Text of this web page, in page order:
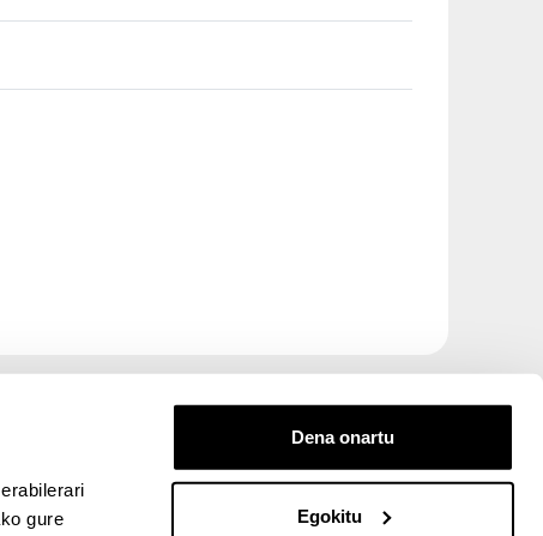
gure
Dena onartu
Egokitu
nueva)
ventana nueva)
(abre ventana nueva)
en YouTube (abre ventana nueva)